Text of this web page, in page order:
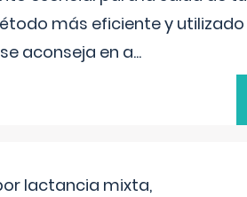
más eficiente y utilizado
aconseja en a...
lactancia mixta,